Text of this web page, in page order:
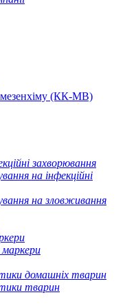
мезенхіму (КК-МВ)
захворювання
на інфекційні
на зловживання
домашніх тварин
тварин